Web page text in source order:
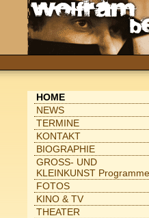
HOME
NEWS
TERMINE
KONTAKT
BIOGRAPHIE
GROSS- UND
KLEINKUNST Programme
FOTOS
KINO & TV
THEATER